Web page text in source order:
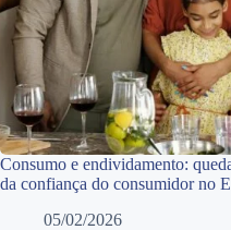
Consumo e endividamento:
da confiança do consumidor no
05/02/2026